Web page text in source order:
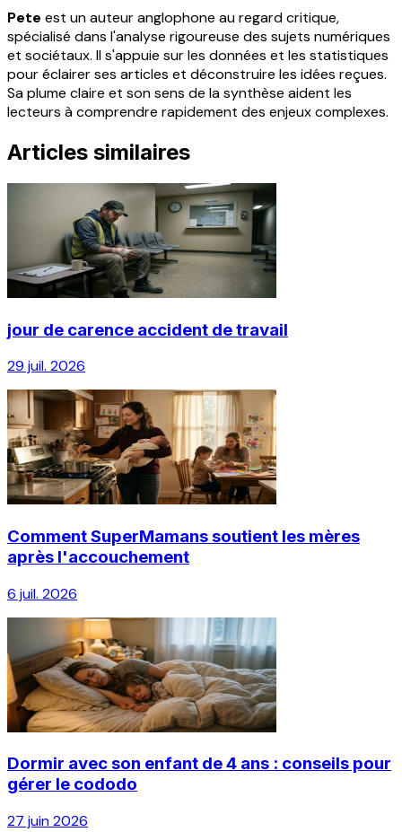
Pete est un auteur anglophone au regard critique,
spécialisé dans l'analyse rigoureuse des sujets numériques
et sociétaux. Il s'appuie sur les données et les statistiques
pour éclairer ses articles et déconstruire les idées reçues.
Sa plume claire et son sens de la synthèse aident les
lecteurs à comprendre rapidement des enjeux complexes.
Articles similaires
jour de carence accident de travail
29 juil. 2026
Comment SuperMamans soutient les mères
après l'accouchement
6 juil. 2026
Dormir avec son enfant de 4 ans : conseils pour
gérer le cododo
27 juin 2026